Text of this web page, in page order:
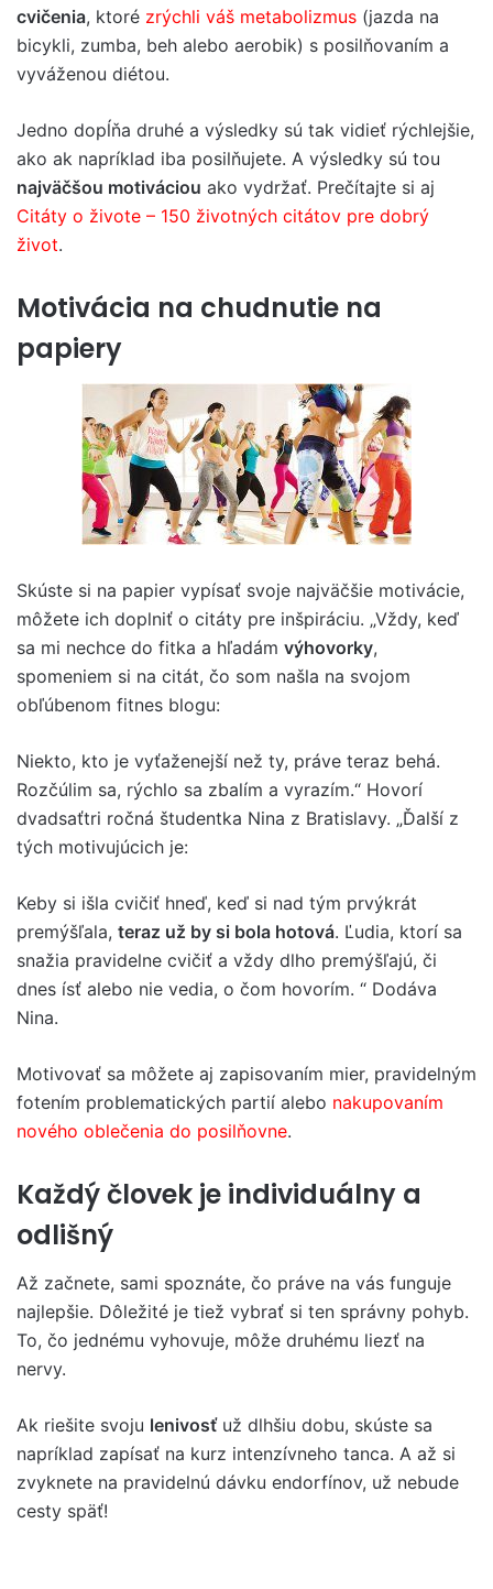
cvičenia, ktoré zrýchli váš metabolizmus (jazda na
bicykli, zumba, beh alebo aerobik) s posilňovaním a
vyváženou diétou.
Jedno dopĺňa druhé a výsledky sú tak vidieť rýchlejšie,
ako ak napríklad iba posilňujete. A výsledky sú tou
najväčšou motiváciou ako vydržať. Prečítajte si aj
Citáty o živote – 150 životných citátov pre dobrý
život.
Motivácia na chudnutie na
papiery
Skúste si na papier vypísať svoje najväčšie motivácie,
môžete ich doplniť o citáty pre inšpiráciu. „Vždy, keď
sa mi nechce do fitka a hľadám výhovorky,
spomeniem si na citát, čo som našla na svojom
obľúbenom fitnes blogu:
Niekto, kto je vyťaženejší než ty, práve teraz behá.
Rozčúlim sa, rýchlo sa zbalím a vyrazím.“ Hovorí
dvadsaťtri ročná študentka Nina z Bratislavy. „Ďalší z
tých motivujúcich je:
Keby si išla cvičiť hneď, keď si nad tým prvýkrát
premýšľala, teraz už by si bola hotová. Ľudia, ktorí sa
snažia pravidelne cvičiť a vždy dlho premýšľajú, či
dnes ísť alebo nie vedia, o čom hovorím. “ Dodáva
Nina.
Motivovať sa môžete aj zapisovaním mier, pravidelným
fotením problematických partií alebo nakupovaním
nového oblečenia do posilňovne.
Každý človek je individuálny a
odlišný
Až začnete, sami spoznáte, čo práve na vás funguje
najlepšie. Dôležité je tiež vybrať si ten správny pohyb.
To, čo jednému vyhovuje, môže druhému liezť na
nervy.
Ak riešite svoju lenivosťuž dlhšiu dobu, skúste sa
napríklad zapísať na kurz intenzívneho tanca. A až si
zvyknete na pravidelnú dávku endorfínov, už nebude
cesty späť!